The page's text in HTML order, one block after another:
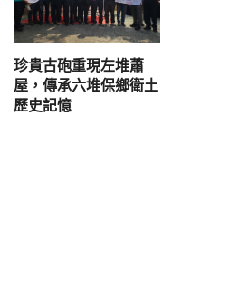
珍貴古砲重現左堆蕭
屋，傳承六堆保鄉衛土
歷史記憶